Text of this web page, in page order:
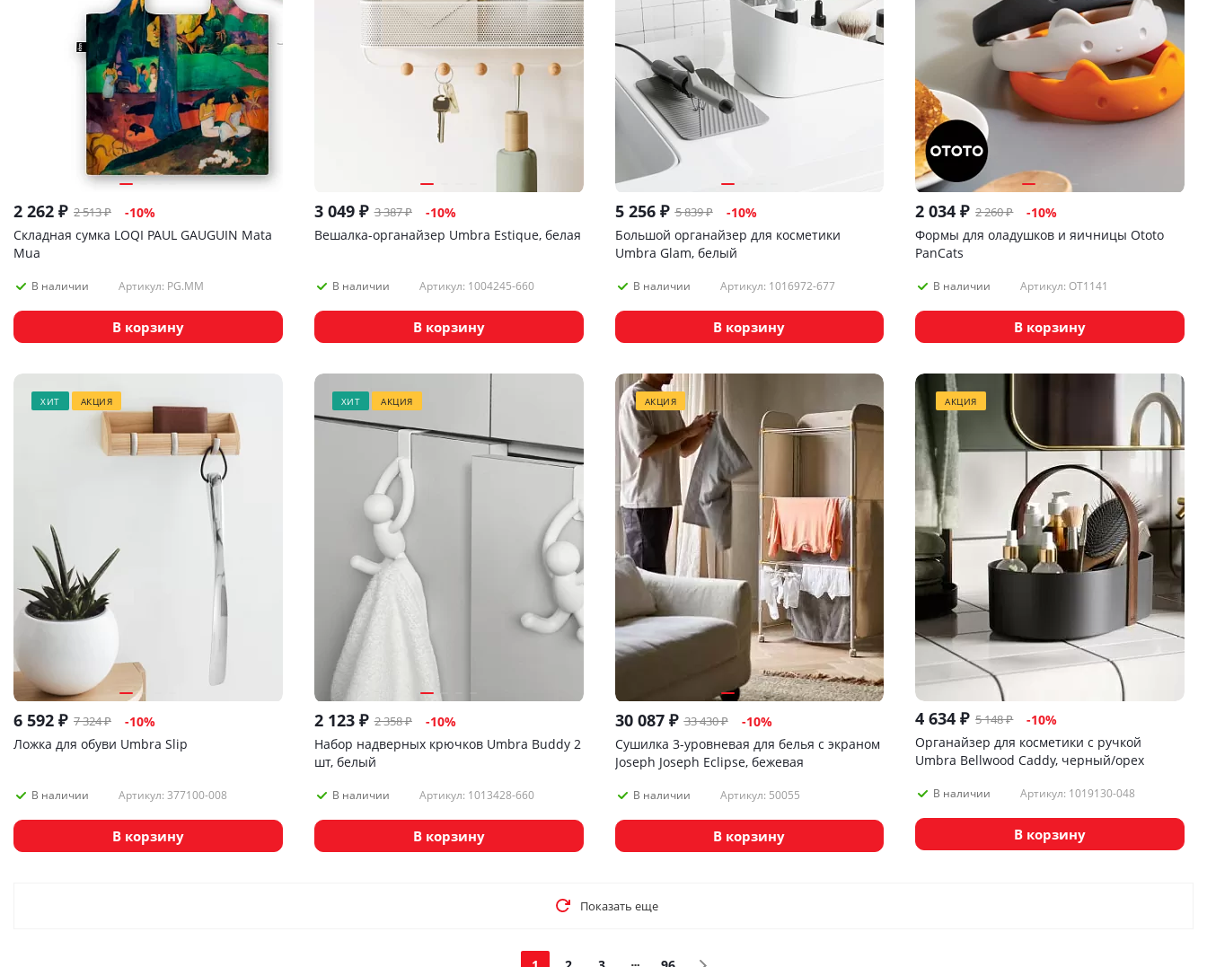
2 262 ₽ 2 513₽ -10%
Складная сумка LOQI PAUL GAUGUIN Mata
Mua
В наличии Артикул: PG.MM
В корзину
3 049₽ 3 387₽ -10%
Вешалка-органайзер Umbra Estique, белая
В наличии Артикул: 1004245-660
В корзину
5 256₽ 5 839₽ -10%
Большой органайзер для косметики
Umbra Glam, белый
В наличии Артикул: 1016972-677
В корзину
2 034 ₽ 2 260₽ -10%
Формы для оладушков и яичницы Ototo
PanCats
В наличии Артикул: OT1141
В корзину
ХИТ АКЦИЯ
6 592 ₽ 7 324₽ -10%
Ложка для обуви Umbra Slip
В наличии Артикул: 377100-008
В корзину
ХИТ АКЦИЯ
2 123₽ 2 358₽ -10%
Набор надверных крючков Umbra Buddy 2
шт, белый
В наличии Артикул: 1013428-660
В корзину
АКЦИЯ
30 087₽ 33 430₽ -10%
Сушилка 3-уровневая для белья с экраном
Joseph Joseph Eclipse, бежевая
В наличии Артикул: 50055
В корзину
АКЦИЯ
4 634 ₽ 5 148₽ -10%
Органайзер для косметики с ручкой
Umbra Bellwood Caddy, черный/орех
В наличии Артикул: 1019130-048
В корзину
Показать еще